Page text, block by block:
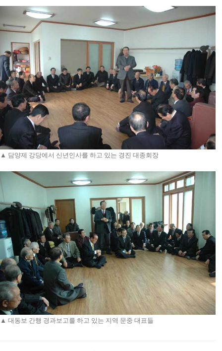
▲ 담양제 강당에서 신년인사를 하고 있는 경진 대종회장
▲ 대동보 간행 경과보고를 하고 있는 지역 문중 대표들